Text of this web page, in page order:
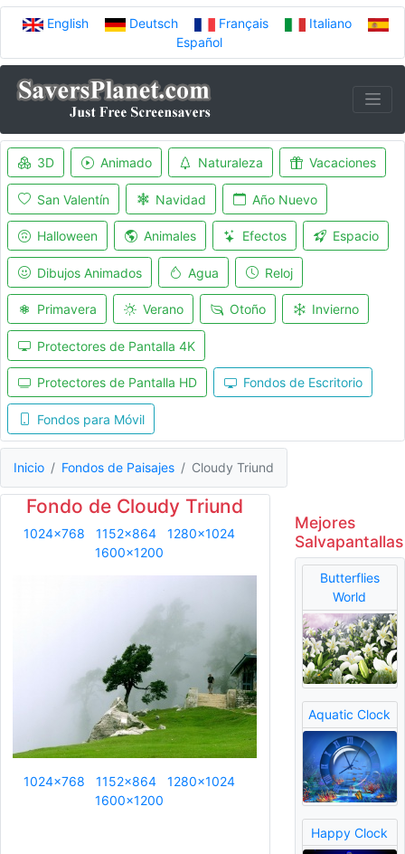
English Deutsch Français
Italiano
Español
3D Animado Naturaleza Vacaciones
San Valentín Navidad Año Nuevo
Halloween Animales Efectos Espacio
Dibujos Animados Agua Reloj
Primavera Verano Otoño Invierno
Protectores de Pantalla 4K
Protectores de Pantalla HD Fondos de Escritorio
Fondos para Móvil
Inicio Fondos de Paisajes Cloudy Triund
Fondo de Cloudy Triund
1024x768 1152x864
1280x1024
1600x1200
1024x768 1152x864
1280x1024
1600x1200
Mejores
Salvapantallas
Butterflies
World
Aquatic Clock
Happy Clock